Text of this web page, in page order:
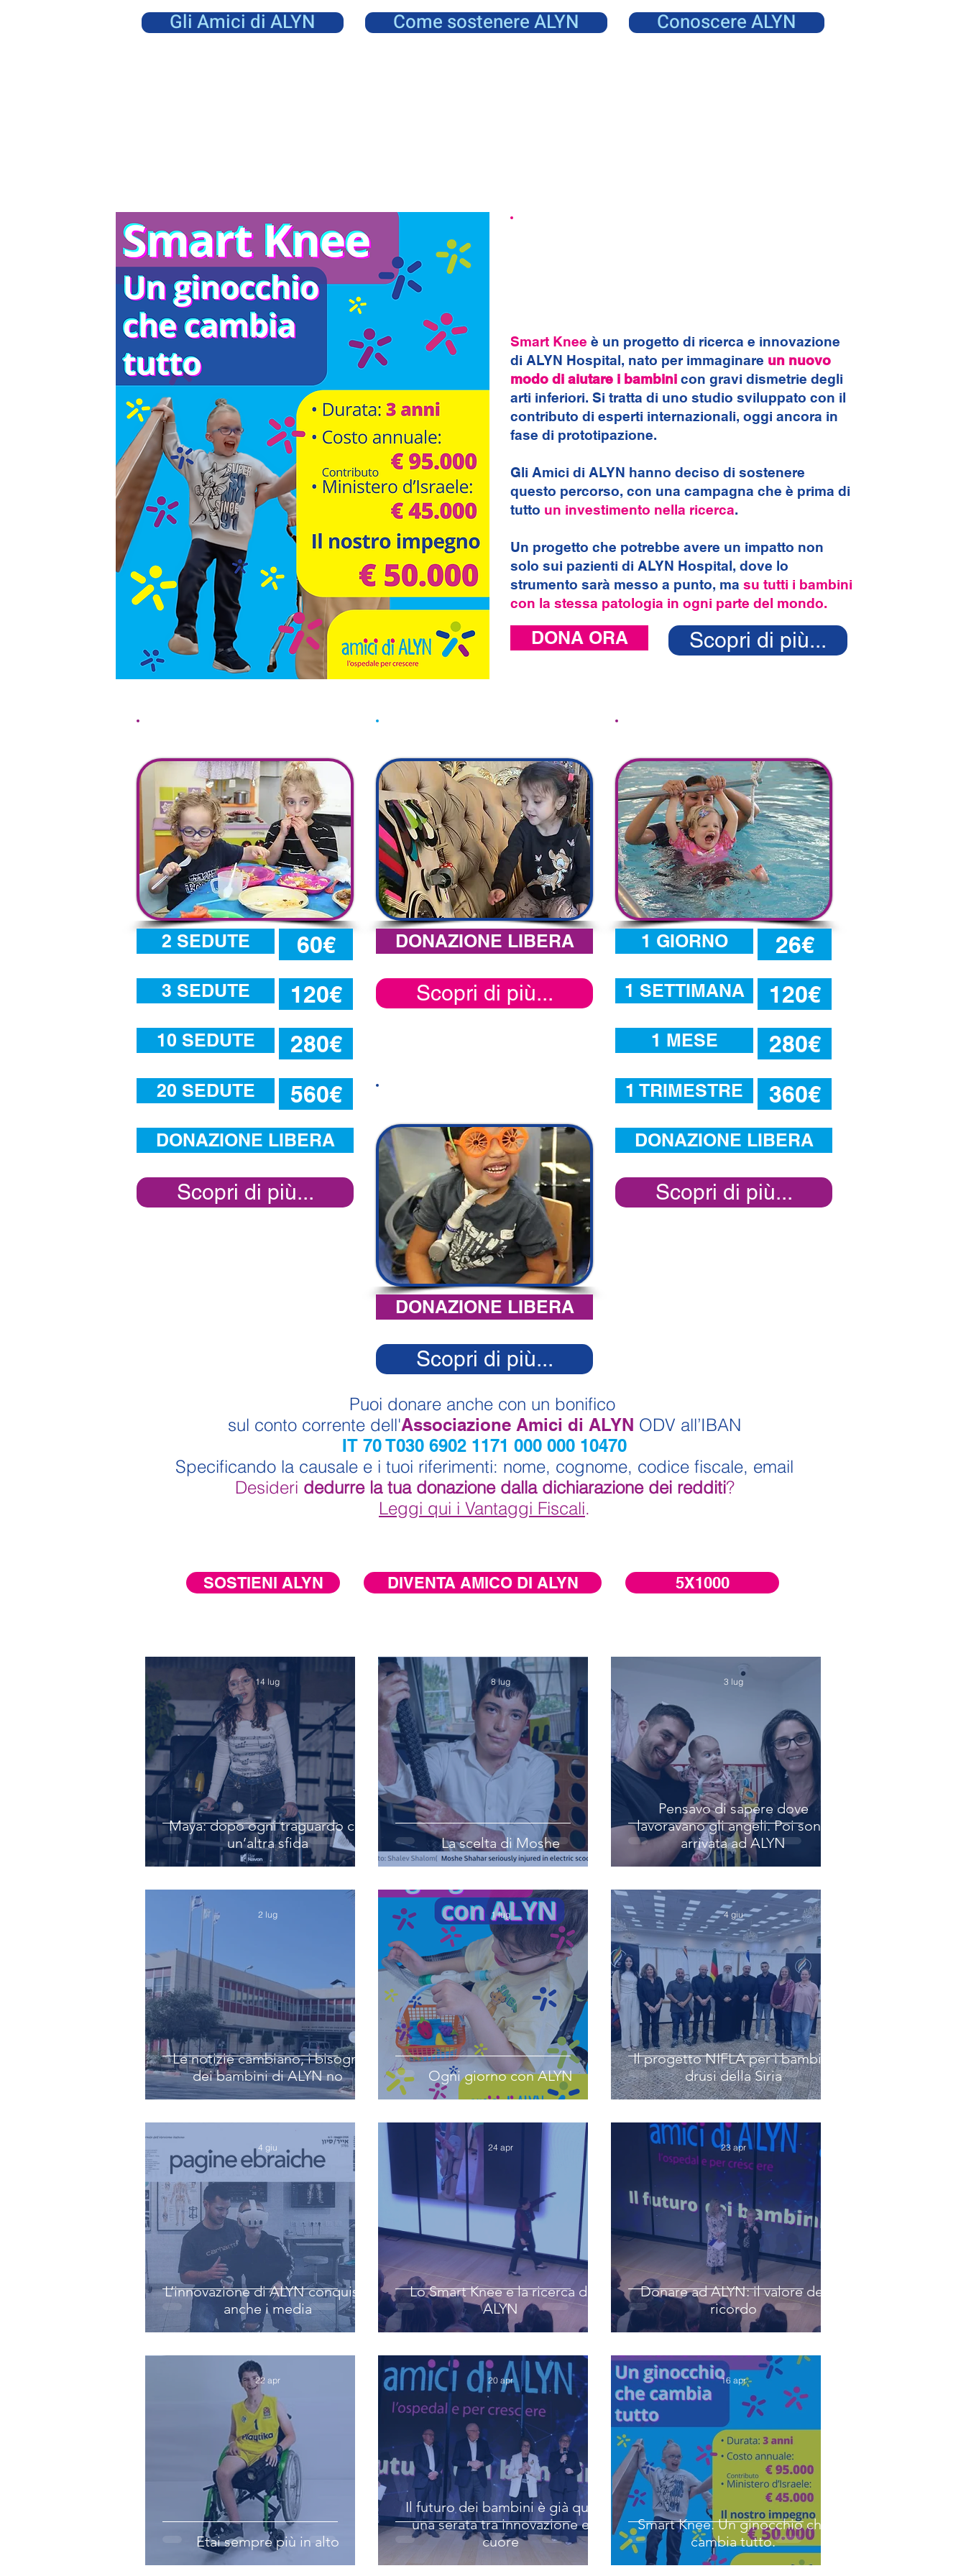
Gli Amici di ALYN Come sostenere ALYN Conoscere ALYN
Smart Knee è un progetto di ricerca e innovazione
di ALYN Hospital, nato per immaginare un nuovo
modo di aiutare i bambini con gravi dismetrie degli
arti inferiori. Si tratta di uno studio sviluppato con il
contributo di esperti internazionali, oggi ancora in
fase di prototipazione.
Gli Amici di ALYN hanno deciso di sostenere
questo percorso, con una campagna che è prima di
tutto un investimento nella ricerca.
Un progetto che potrebbe avere un impatto non
solo sui pazienti di ALYN Hospital, dove lo
strumento sarà messo a punto, ma su tutti i bambini
con la stessa patologia in ogni parte del mondo.
DONA ORA Scopri di più...
2 SEDUTE 60€
3 SEDUTE 120€
10 SEDUTE 280€
20 SEDUTE 560€
DONAZIONE LIBERA
Scopri di più...
DONAZIONE LIBERA
Scopri di più...
1 GIORNO 26€
1 SETTIMANA 120€
1 MESE 280€
1 TRIMESTRE 360€
DONAZIONE LIBERA
Scopri di più...
DONAZIONE LIBERA
Scopri di più...
Puoi donare anche con un bonifico
sul conto corrente dell'Associazione Amici di ALYN ODV all’IBAN
IT 70 T030 6902 1171 000 000 10470
Specificando la causale e i tuoi riferimenti: nome, cognome, codice fiscale, email
Desideri dedurre la tua donazione dalla dichiarazione dei redditi?
Leggi qui i Vantaggi Fiscali.
SOSTIENI ALYN DIVENTA AMICO DI ALYN 5X1000
Maya: dopo ogni traguardo c’è
un’altra sfida
14 lug
La scelta di Moshe
8 lug
Pensavo di sapere dove
lavoravano gli angeli. Poi sono
arrivata ad ALYN
3 lug
Le notizie cambiano, i bisogni
dei bambini di ALYN no
2 lug
Ogni giorno con ALYN
1 lug
Il progetto NIFLA per i bambini
drusi della Siria
4 giu
L’innovazione di ALYN conquista
anche i media
4 giu
Lo Smart Knee e la ricerca di
ALYN
24 apr
Donare ad ALYN: il valore del
ricordo
23 apr
Etai sempre più in alto
22 apr
Il futuro dei bambini è già qui:
una serata tra innovazione e
cuore
20 apr
Smart Knee. Un ginocchio che
cambia tutto.
16 apr